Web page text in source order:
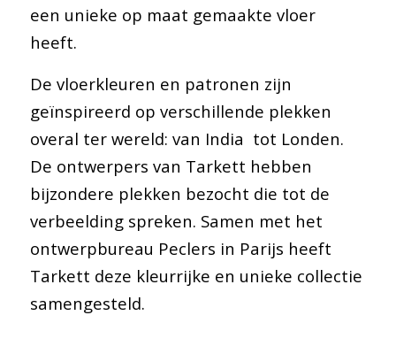
een unieke op maat gemaakte vloer
heeft.
De vloerkleuren en patronen zijn
geïnspireerd op verschillende plekken
overal ter wereld: van India tot Londen.
De ontwerpers van Tarkett hebben
bijzondere plekken bezocht die tot de
verbeelding spreken. Samen met het
ontwerpbureau Peclers in Parijs heeft
Tarkett deze kleurrijke en unieke collectie
samengesteld.